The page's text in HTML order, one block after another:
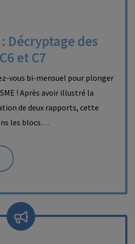
Décryptage des
et C7
vous bi-mensuel pour plonger
! Après avoir illustré la
de deux rapports, cette
les blocs…